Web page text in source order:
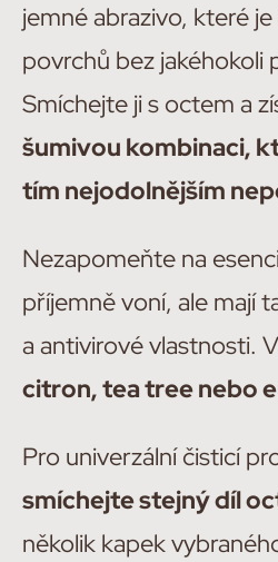
jemné abrazivo, které
povrchů bez jakéhokoli
Smíchejte ji s octem a
šumivou kombinaci,
tím nejodolnějším
Nezapomeňte na
příjemně voní, ale mají
a antivirové vlastnosti.
citron, tea tree nebo
Pro univerzální čisticí
smíchejte stejný díl
několik kapek